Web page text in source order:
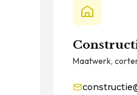
Maatwerk,